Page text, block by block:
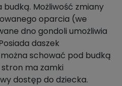
Możliwość zmiany
oparcia (we
dno gondoli umożliwia
daszek
schować pod budką
ma zamki
dostęp do dziecka.